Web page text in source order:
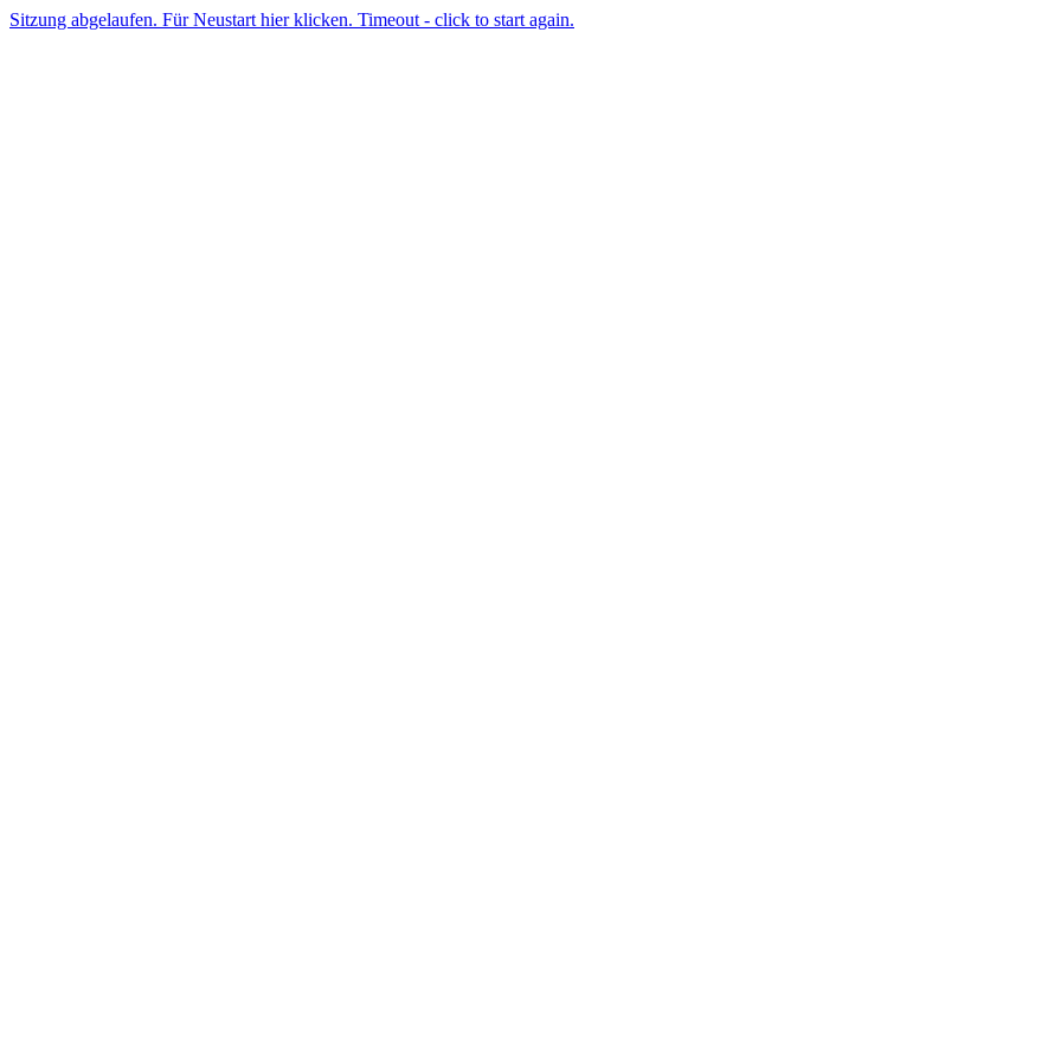
Sitzung abgelaufen. Für Neustart hier klicken. Timeout - click to start again.